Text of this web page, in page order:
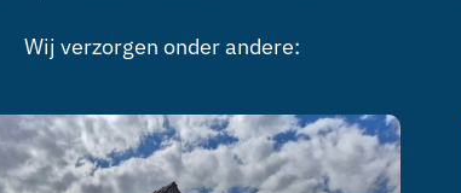
Wij verzorgen onder andere: